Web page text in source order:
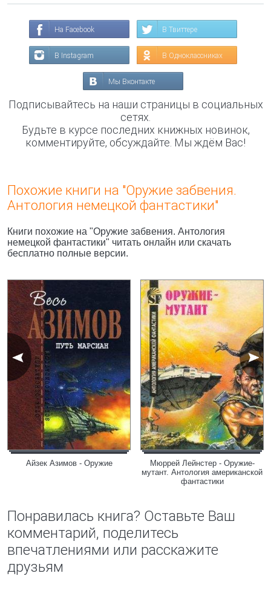
На Facebook В Твиттере
В Instagram В Одноклассниках
Мы Вконтакте
Подписывайтесь на наши страницы в социальных
сетях.
Будьте в курсе последних книжных новинок,
комментируйте, обсуждайте. Мы ждём Вас!
Похожие книги на "Оружие забвения.
Антология немецкой фантастики"
Книги похожие на "Оружие забвения. Антология
немецкой фантастики" читать онлайн или скачать
бесплатно полные версии.
Айзек Азимов - Оружие
Мюррей Лейнстер - Оружие-
мутант. Антология американской
фантастики
Понравилась книга? Оставьте Ваш
комментарий, поделитесь
впечатлениями или расскажите
друзьям